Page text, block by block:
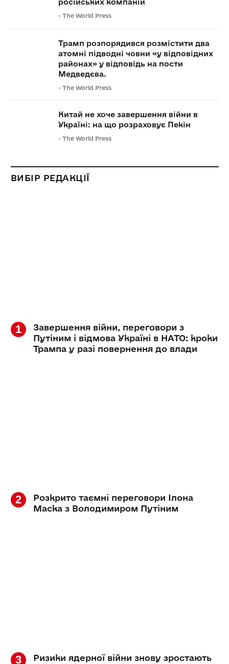
російських компаній
- The World Press
Трамп розпорядився розмістити два
атомні підводні човни «у відповідних
районах» у відповідь на пости
Медведєва.
- The World Press
Китай не хоче завершення війни в
Україні: на що розраховує Пекін
- The World Press
ВИБІР РЕДАКЦІЇ
Завершення війни, переговори з
Путіним і відмова Україні в НАТО: кроки
Трампа у разі повернення до влади
Розкрито таємні переговори Ілона
Маска з Володимиром Путіним
Ризики ядерної війни знову зростають